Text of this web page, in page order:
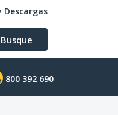
Descargas
Busque
800 392 690